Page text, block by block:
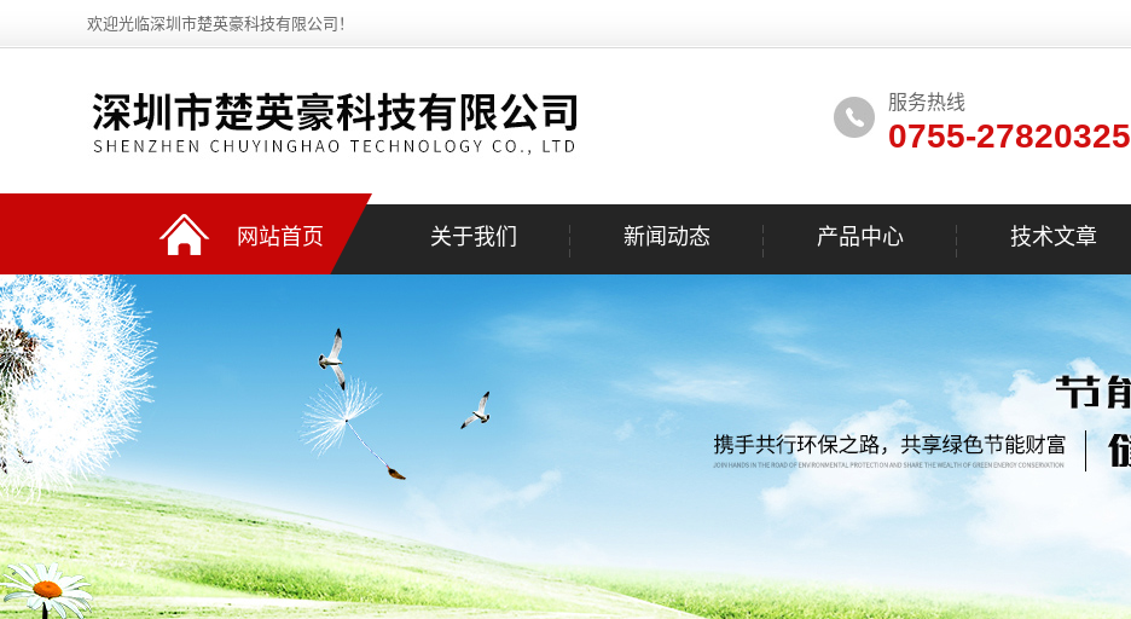
欢迎光临深圳市楚英豪科技有限公司！
服务热线
0755-27820325
网站首页 关于我们 新闻动态 产品中心 技术文章